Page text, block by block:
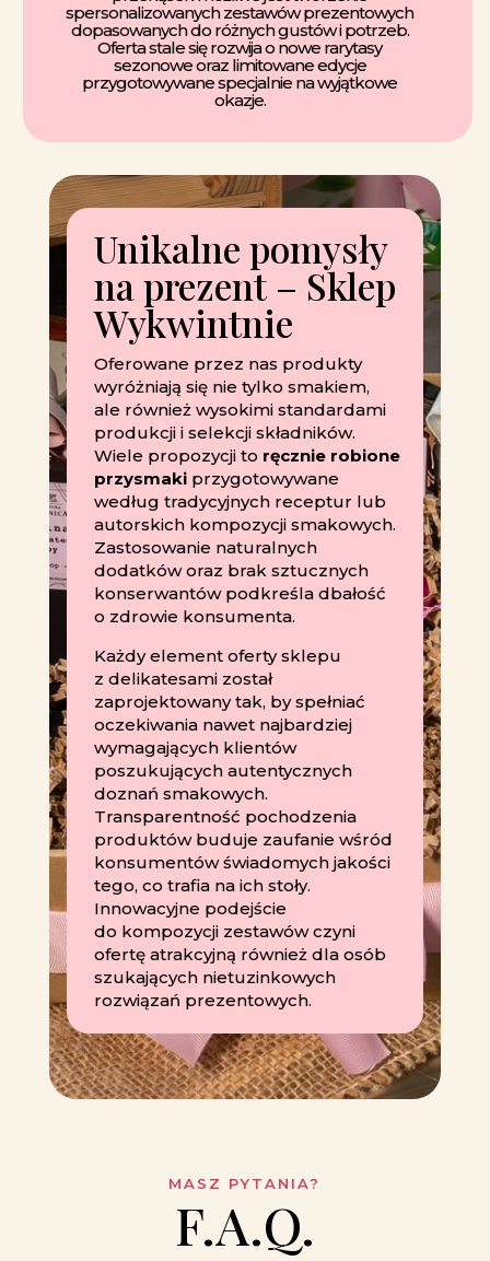
spersonalizowanych zestawów prezentowych
dopasowanych do różnych gustów i potrzeb.
Oferta stale się rozwija o nowe rarytasy
sezonowe oraz limitowane edycje
przygotowywane specjalnie na wyjątkowe
okazje.
Unikalne pomysły
na prezent – Sklep
Wykwintnie
Oferowane przez nas produkty
wyróżniają się nie tylko smakiem,
ale również wysokimi standardami
produkcji i selekcji składników.
Wiele propozycji to ręcznie robione
przysmakiprzygotowywane
według tradycyjnych receptur lub
autorskich kompozycji smakowych.
Zastosowanie naturalnych
dodatków oraz brak sztucznych
konserwantów podkreśla dbałość
o zdrowie konsumenta.
Każdy element oferty sklepu
z delikatesami został
zaprojektowany tak, by spełniać
oczekiwania nawet najbardziej
wymagających klientów
poszukujących autentycznych
doznań smakowych.
Transparentność pochodzenia
produktów buduje zaufanie wśród
konsumentów świadomych jakości
tego, co trafia na ich stoły.
Innowacyjne podejście
do kompozycji zestawów czyni
ofertę atrakcyjną również dla osób
szukających nietuzinkowych
rozwiązań prezentowych.
MASZ PYTANIA?
F.A.Q.